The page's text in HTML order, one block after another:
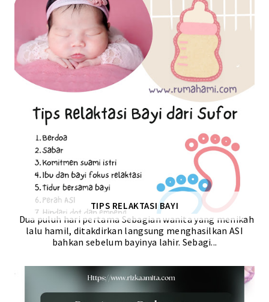
TIPS RELAKTASI BAYI
Dua puluh hari pertama Sebagian wanita yang menikah
lalu hamil, ditakdirkan langsung menghasilkan ASI
bahkan sebelum bayinya lahir. Sebagi...